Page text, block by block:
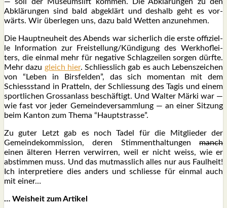
Abklä­run­gen sind bald abge­klärt und des­halb geht es vor­
wärts. Wir über­le­gen uns, dazu bald Wet­ten anzu­neh­men.
Die Haupt­neu­heit des Abends war sicher­lich die ers­te offi­zi­el­
le Infor­ma­ti­on zur Freistellung/Kündigung des Werk­hof­lei­
ters, die ein­mal mehr für nega­ti­ve Schlag­zei­len sor­gen dürf­te.
Mehr dazu gleich hier. Schliess­lich gab es auch Lebens­zei­chen
von “Leben in Birs­fel­den”, das sich momen­tan mit dem
Schiess­stand in Prat­teln, der Schlies­sung des Tagis und einem
sport­li­chen Gross­an­lass beschäf­tigt. Und Wal­ter Mär­ki war —
wie fast vor jeder Gemein­de­ver­samm­lung — an einer Sit­zung
beim Kan­ton zum The­ma “Haupt­stras­se”.
Zu guter Letzt gab es noch Tadel für die Mit­glie­der der
Gemein­de­kom­mis­si­on, deren Stimm­ent­hal­tun­gen manch
einen älte­ren Her­ren ver­wir­ren, weil er nicht weiss, wie er
abstim­men muss. Und das mut­mass­lich alles nur aus Faul­heit!
Ich inter­pre­tie­re dies anders und schlies­se für ein­mal auch
mit einer…
… Weis­heit zum Arti­kel